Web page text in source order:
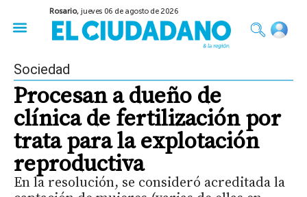
Rosario,jueves 06 de agosto de 2026
Sociedad
Procesan a dueño de
clínica de fertilización por
trata para la explotación
reproductiva
En la resolución, se consideró acreditada la